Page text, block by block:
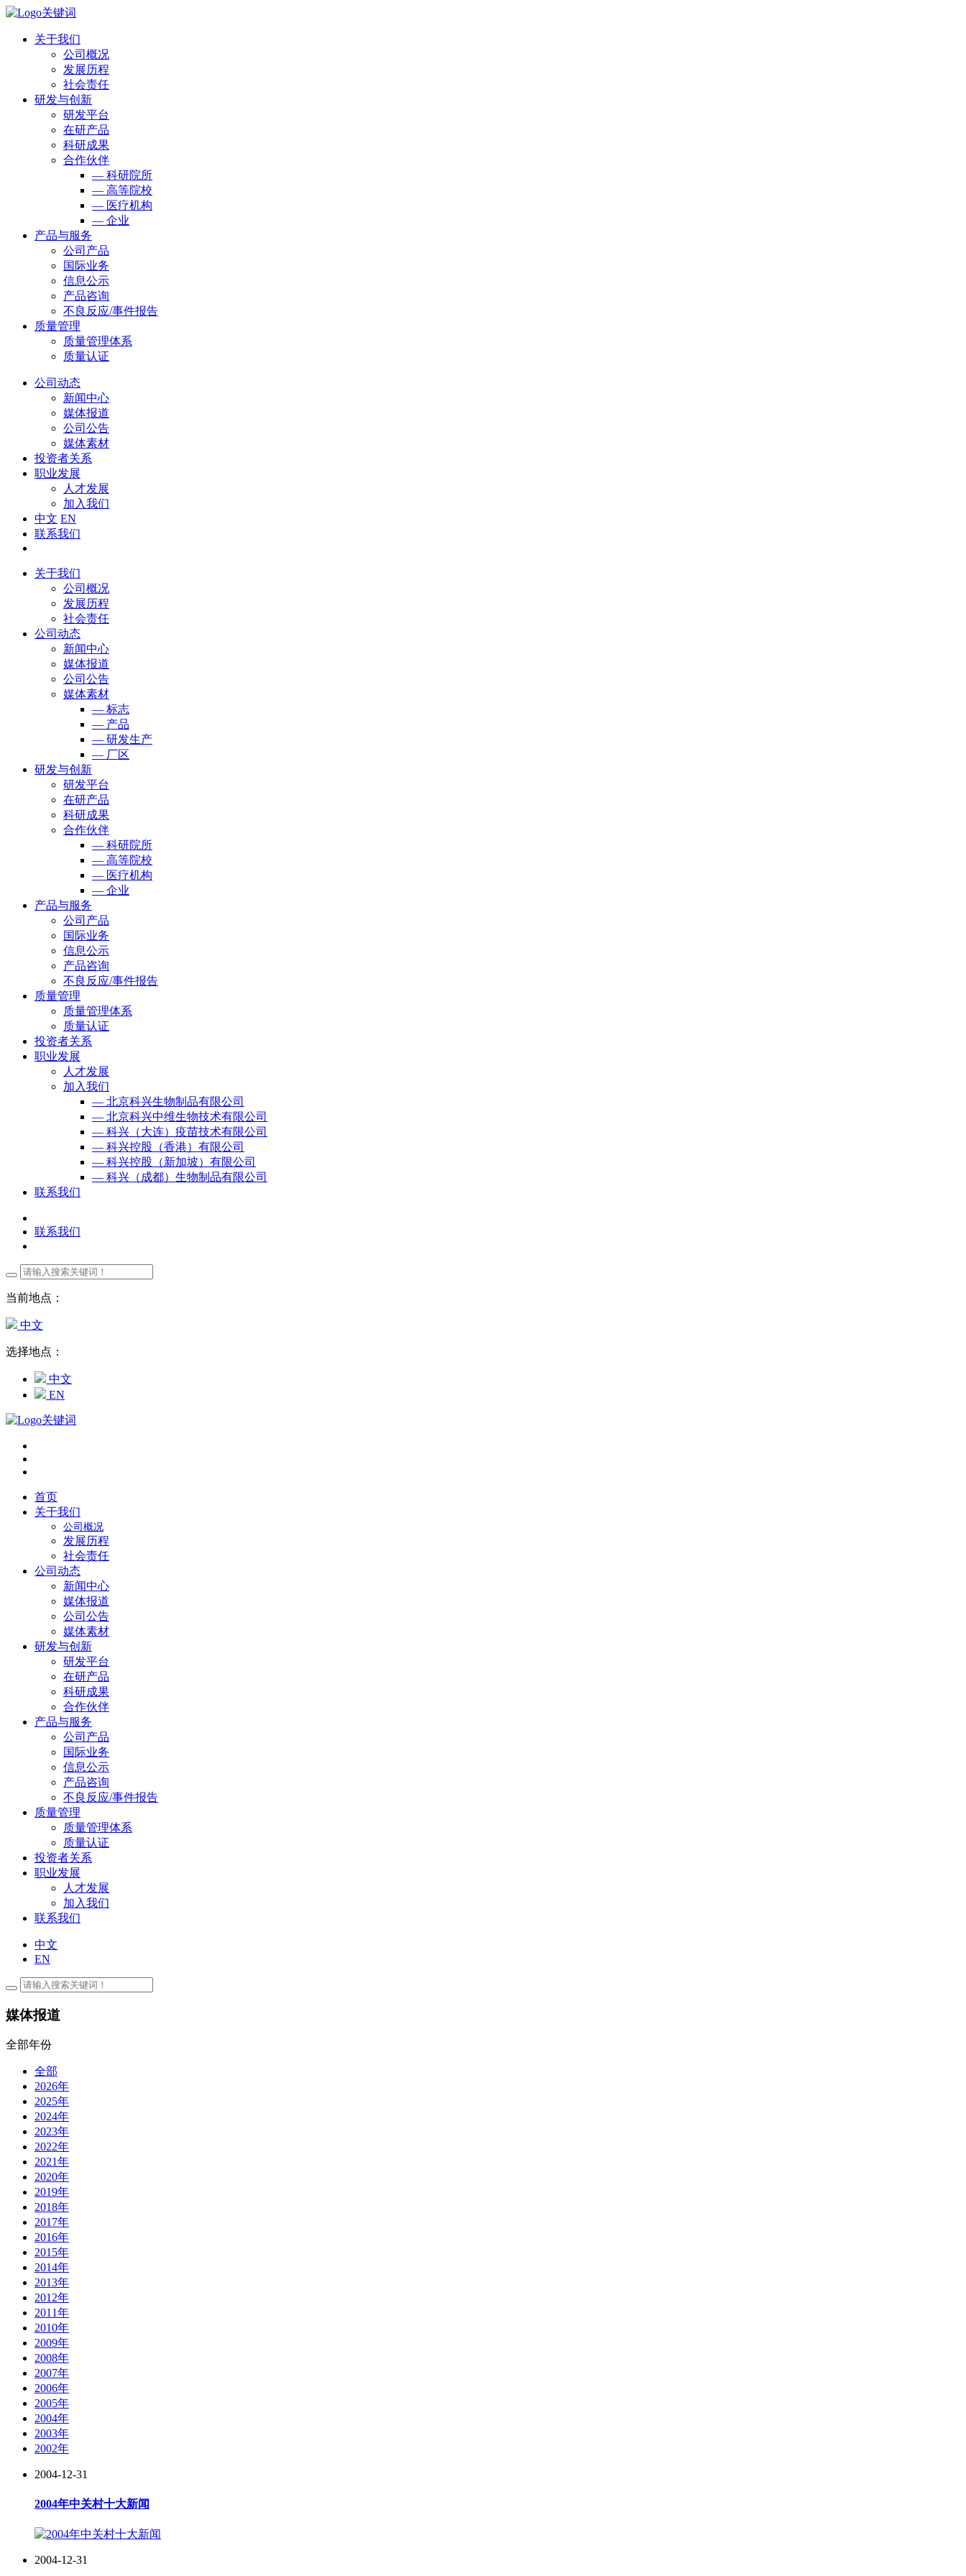
关于我们
公司概况
发展历程
社会责任
研发与创新
研发平台
在研产品
科研成果
合作伙伴
— 科研院所
— 高等院校
— 医疗机构
— 企业
产品与服务
公司产品
国际业务
信息公示
产品咨询
不良反应/事件报告
质量管理
质量管理体系
质量认证
公司动态
新闻中心
媒体报道
公司公告
媒体素材
投资者关系
职业发展
人才发展
加入我们
中文 EN
联系我们
关于我们
公司概况
发展历程
社会责任
公司动态
新闻中心
媒体报道
公司公告
媒体素材
— 标志
— 产品
— 研发生产
— 厂区
研发与创新
研发平台
在研产品
科研成果
合作伙伴
— 科研院所
— 高等院校
— 医疗机构
— 企业
产品与服务
公司产品
国际业务
信息公示
产品咨询
不良反应/事件报告
质量管理
质量管理体系
质量认证
投资者关系
职业发展
人才发展
加入我们
— 北京科兴生物制品有限公司
— 北京科兴中维生物技术有限公司
— 科兴（大连）疫苗技术有限公司
— 科兴控股（香港）有限公司
— 科兴控股（新加坡）有限公司
— 科兴（成都）生物制品有限公司
联系我们
联系我们
当前地点：
中文
选择地点：
中文
EN
首页
关于我们
公司概况
发展历程
社会责任
公司动态
新闻中心
媒体报道
公司公告
媒体素材
研发与创新
研发平台
在研产品
科研成果
合作伙伴
产品与服务
公司产品
国际业务
信息公示
产品咨询
不良反应/事件报告
质量管理
质量管理体系
质量认证
投资者关系
职业发展
人才发展
加入我们
联系我们
中文
EN
媒体报道
全部年份
全部
2026年
2025年
2024年
2023年
2022年
2021年
2020年
2019年
2018年
2017年
2016年
2015年
2014年
2013年
2012年
2011年
2010年
2009年
2008年
2007年
2006年
2005年
2004年
2003年
2002年
2004-12-31
2004年中关村十大新闻
2004-12-31